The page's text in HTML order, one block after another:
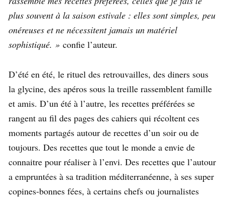
plus souvent à la saison estivale : elles sont simples, peu
onéreuses et ne nécessitent jamais un matériel
sophistiqué. » confie l’auteur.
D’été en été, le rituel des retrouvailles, des diners sous
la glycine, des apéros sous la treille rassemblent famille
et amis. D’un été à l’autre, les recettes préférées se
rangent au fil des pages des cahiers qui récoltent ces
moments partagés autour de recettes d’un soir ou de
toujours. Des recettes que tout le monde a envie de
connaitre pour réaliser à l’envi. Des recettes que l’autour
a empruntées à sa tradition méditerranéenne, à ses super
copines-bonnes fées, à certains chefs ou journalistes